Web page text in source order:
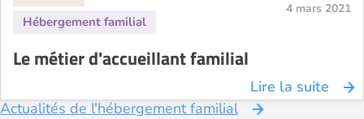
4 mars 2021
Le métier d'accueillant familial
Lire la suite
Actualités de l'hébergement familial